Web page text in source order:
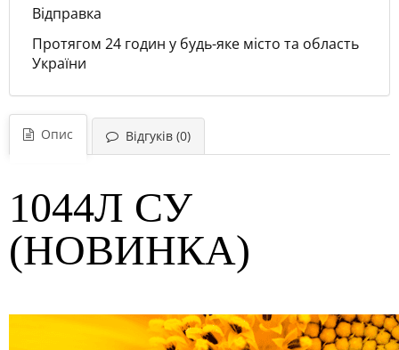
Відправка
Протягом 24 годин у будь-яке місто та область
України
Опис Відгуків (0)
1044Л СУ
(НОВИНКА)